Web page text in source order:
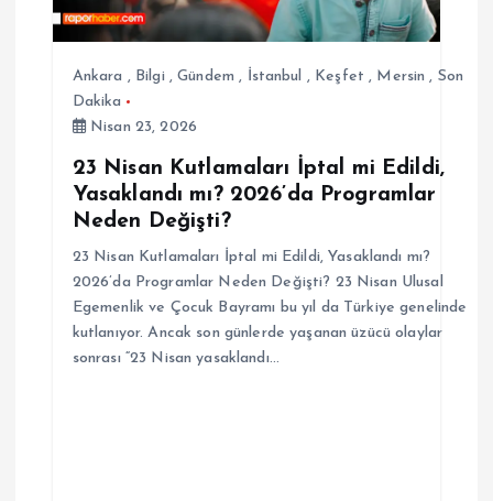
m
Ankara , Bilgi ,Gündem , İstanbul , Keşfet , Mersin , Son
Dakika
Nisan 23, 2026
23 Nisan Kutlamaları İptal mi Edildi,
Yasaklandı mı? 2026’da Programlar
Neden Değişti?
23 Nisan Kutlamaları İptal mi Edildi, Yasaklandı mı?
2026’da Programlar Neden Değişti? 23 Nisan Ulusal
Egemenlik ve Çocuk Bayramı bu yıl da Türkiye genelinde
kutlanıyor. Ancak son günlerde yaşanan üzücü olaylar
sonrası “23 Nisan yasaklandı…